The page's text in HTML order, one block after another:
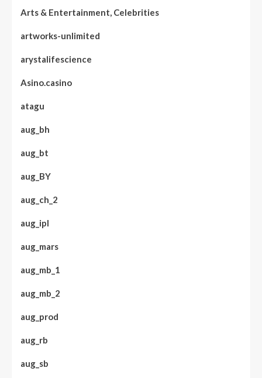
Arts & Entertainment, Celebrities
artworks-unlimited
arystalifescience
Asino.casino
atagu
aug_bh
aug_bt
aug_BY
aug_ch_2
aug_ipl
aug_mars
aug_mb_1
aug_mb_2
aug_prod
aug_rb
aug_sb